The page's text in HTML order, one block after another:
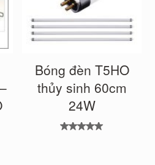
Bóng đèn T5HO
thủy sinh 60cm
24W